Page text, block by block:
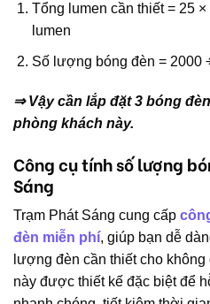
Tổng lumen cần thiết = 25
lumen
Số lượng bóng đèn = 2000
⇒ Vậy cần lắp đặt 3 bóng
phòng khách này.
Công cụ tính số lượng
Sáng
Trạm Phát Sáng cung cấp
đèn miễn phí, giúp bạn dễ
lượng đèn cần thiết cho
này được thiết kế đặc biệt để